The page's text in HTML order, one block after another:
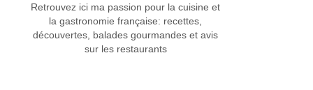
Retrouvez ici ma passion pour la cuisine et
la gastronomie française: recettes,
découvertes, balades gourmandes et avis
sur les restaurants